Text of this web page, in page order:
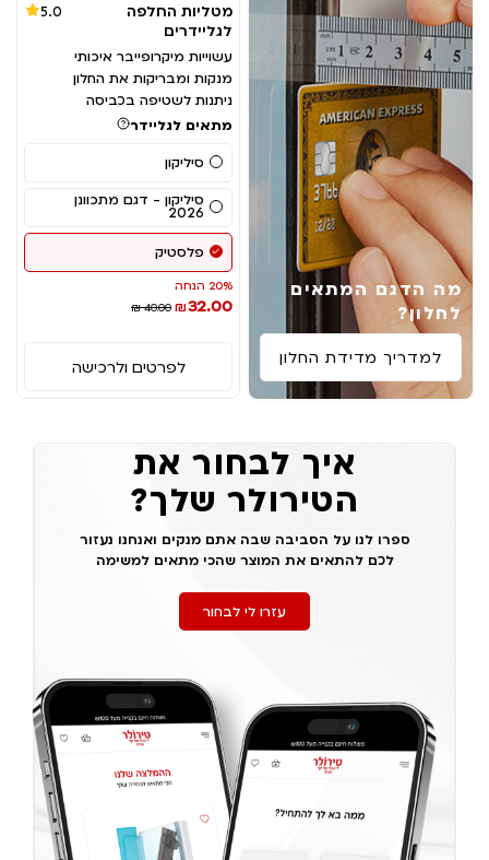
מה הדגם המתאים
לחלון?
למדריך מדידת החלון
מטליות החלפה
לגליידרים
5.0
עשוייות מיקרופייבר איכותי
מנקות ומבריקות את החלון
ניתנות לשטיפה בכביסה
מתאים לגליידר
סיליקון
סיליקון - דגם מתכוונן
2026
פלסטיק
20% הנחה
₪32.00
₪ 40.00
לפרטים ולרכישה
איך לבחור את
הטירולר שלך?
ספרו לנו על הסביבה שבה אתם מנקים ואנחנו נעזור
לכם להתאים את המוצר שהכי מתאים למשימה
עזרו לי לבחור